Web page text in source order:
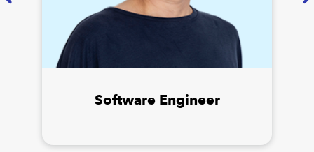
Software Engineer